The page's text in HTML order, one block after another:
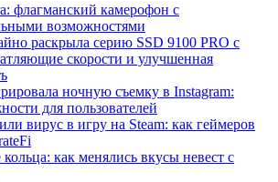
флагманский камерофон с
возможностями
раскрыла серию SSD 9100 PRO с
скорости и улучшенная
ночную съемку в Instagram:
для пользователей
вирус в игру на Steam: как геймеров
как менялись вкусы невест с